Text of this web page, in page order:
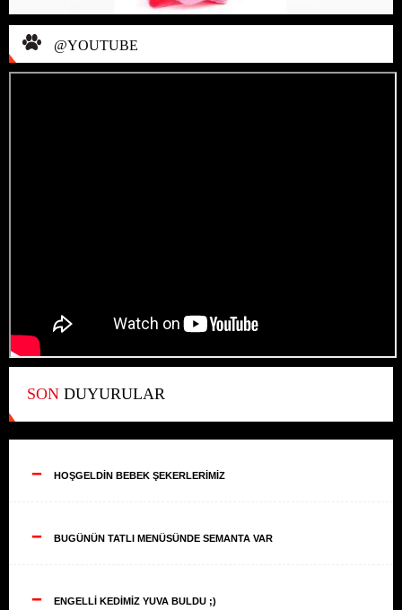
@YOUTUBE
SON DUYURULAR
-- HOŞGELDİN BEBEK ŞEKERLERİMİZ
-- BUGÜNÜN TATLI MENÜSÜNDE SEMANTA VAR
-- ENGELLİ KEDİMİZ YUVA BULDU ;)